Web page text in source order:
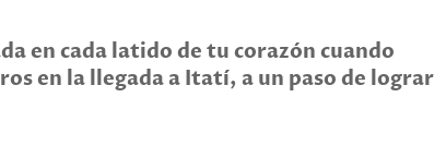
en cada latido de tu corazón cuando
en la llegada a Itatí, a un paso de lograr